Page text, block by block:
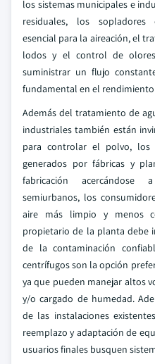
los sistemas municipales e
residuales, los sopladores
esencial para la aireación, el
lodos y el control de
suministrar un flujo
fundamental en el
Además del tratamiento de
industriales también están
para controlar el polvo, los
generados por fábricas y
fabricación
semiurbanos, los
aire más limpio y menos
propietario de la planta debe
de la contaminación
centrífugos son la opción
ya que pueden manejar altos
y/o cargado de humedad.
de las instalaciones
reemplazo y adaptación de
usuarios finales busquen